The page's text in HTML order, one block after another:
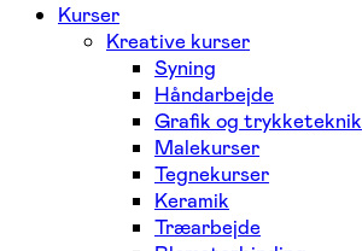
Kurser
Kreative kurser
Syning
Håndarbejde
Grafik og trykketeknik
Malekurser
Tegnekurser
Keramik
Træarbejde